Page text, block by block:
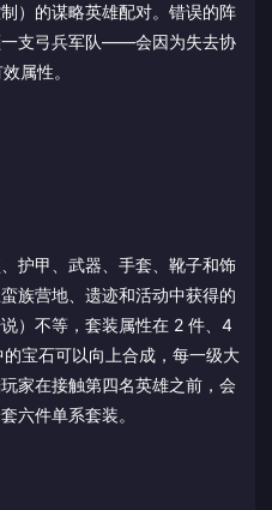
）的谋略英雄配对。错误的阵
支弓兵军队——会因为失去协
属性。
护甲、武器、手套、靴子和饰
族营地、遗迹和活动中获得的
）不等，套装属性在 2 件、4
宝石可以向上合成，每一级大
家在接触第四名英雄之前，会
六件单系套装。